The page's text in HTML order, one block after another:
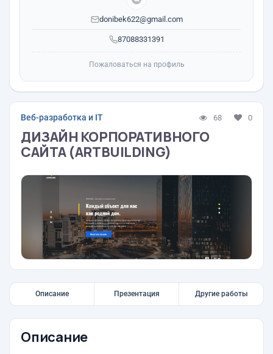
87088331391
donibek622@gmail.com
Пожаловаться на профиль
Веб-разработка и IT 68 0
ДИЗАЙН КОРПОРАТИВНОГО
САЙТА (ARTBUILDING)
Описание Презентация Другие работы
Описание